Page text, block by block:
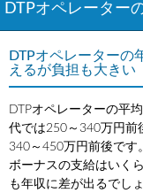
DTPオペレーター
DTPオペレーターの
えるが負担も大きい
DTPオペレーターの平
代では250～340万円前
340～450万円前後です
ボーナスの支給はいく
も年収に差が出るでしょ